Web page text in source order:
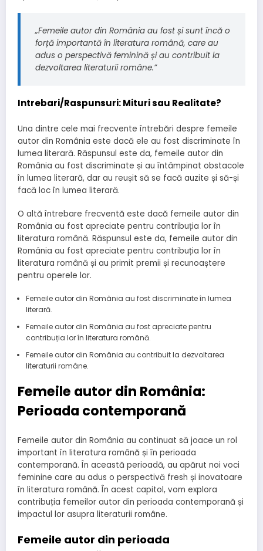
„Femeile autor din România au fost și sunt încă o
forță importantă în literatura română, care au
adus o perspectivă feminină și au contribuit la
dezvoltarea literaturii române.”
Intrebari/Raspunsuri: Mituri sau Realitate?
Una dintre cele mai frecvente întrebări despre femeile
autor din România este dacă ele au fost discriminate în
lumea literară. Răspunsul este da, femeile autor din
România au fost discriminate și au întâmpinat obstacole
în lumea literară, dar au reușit să se facă auzite și să-și
facă loc în lumea literară.
O altă întrebare frecventă este dacă femeile autor din
România au fost apreciate pentru contribuția lor în
literatura română. Răspunsul este da, femeile autor din
România au fost apreciate pentru contribuția lor în
literatura română și au primit premii și recunoaștere
pentru operele lor.
Femeile autor din România au fost discriminate în lumea
literară.
Femeile autor din România au fost apreciate pentru
contribuția lor în literatura română.
Femeile autor din România au contribuit la dezvoltarea
literaturii române.
Femeile autor din România:
Perioada contemporană
Femeile autor din România au continuat să joace un rol
important în literatura română și în perioada
contemporană. În această perioadă, au apărut noi voci
feminine care au adus o perspectivă fresh și inovatoare
în literatura română. În acest capitol, vom explora
contribuția femeilor autor din perioada contemporană și
impactul lor asupra literaturii române.
Femeile autor din perioada